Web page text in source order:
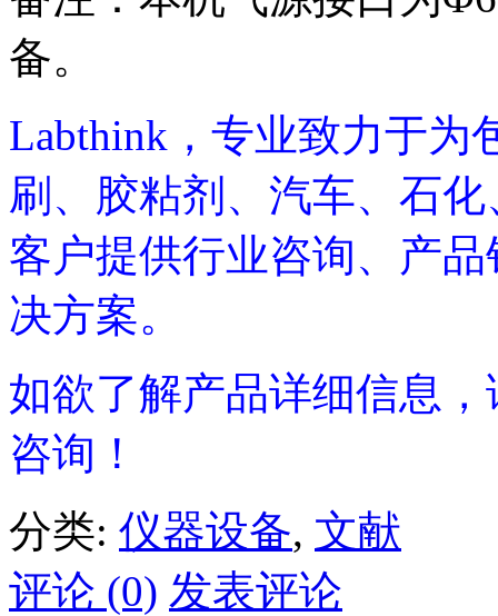
备。
Labthink，专业致力于为
刷、胶粘剂、汽车、石
客户提供行业咨询、产
决方案。
如欲了解产品详细信息，
咨询！
分类: 仪器设备, 文献
评论 (0) 发表评论